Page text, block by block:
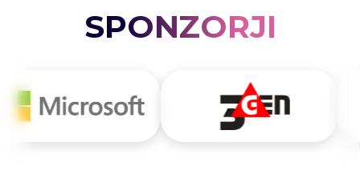
SPONZORJI